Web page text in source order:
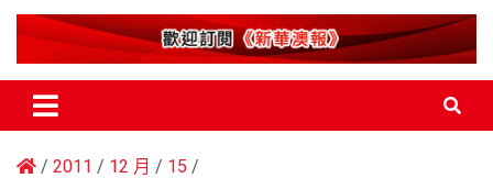
新華澳報
2011 12 月
15